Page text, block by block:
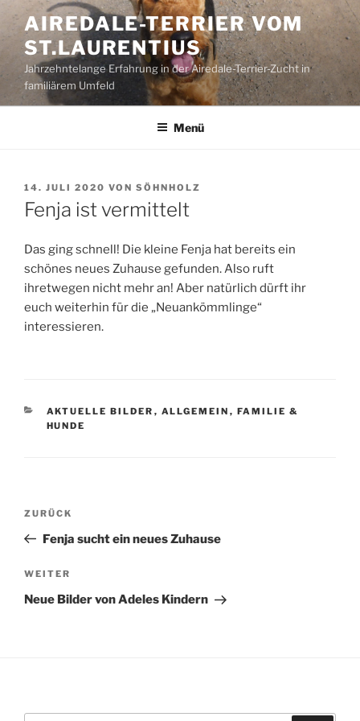
Inhalt
springen
AIREDALE-TERRIER VOM
ST.LAURENTIUS
Jahrzehntelange Erfahrung in der Airedale-Terrier-Zucht in
familiärem Umfeld
Menü
VERÖFFENTLICHT
AM
14. JULI 2020 VON SÖHNHOLZ
Fenja ist vermittelt
Das ging schnell! Die kleine Fenja hat bereits ein
schönes neues Zuhause gefunden. Also ruft
ihretwegen nicht mehr an! Aber natürlich dürft ihr
euch weiterhin für die „Neuankömmlinge“
interessieren.
KATEGORIEN
AKTUELLE BILDER , ALLGEMEIN , FAMILIE &
HUNDE
Beitragsnavigation
Vorheriger
Beitrag
ZURÜCK
Fenja sucht ein neues Zuhause
Nächster
Beitrag
WEITER
Neue Bilder von Adeles Kindern